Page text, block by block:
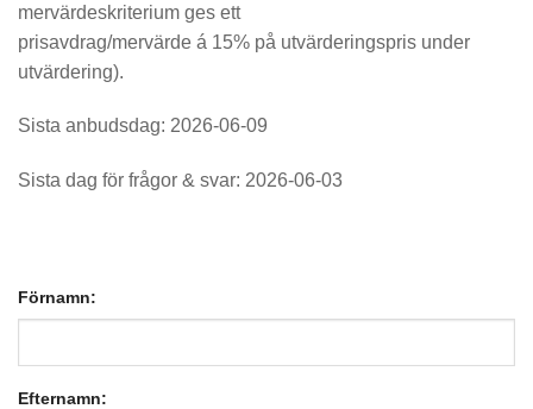
mervärdeskriterium ges ett
prisavdrag/mervärde á 15% på utvärderingspris under
utvärdering).
Sista anbudsdag: 2026-06-09
Sista dag för frågor & svar: 2026-06-03
Förnamn:
Efternamn: